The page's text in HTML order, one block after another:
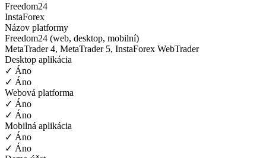
Freedom24
InstaForex
Názov platformy
Freedom24 (web, desktop, mobilní)
MetaTrader 4, MetaTrader 5, InstaForex WebTrader
Desktop aplikácia
✓ Áno
✓ Áno
Webová platforma
✓ Áno
✓ Áno
Mobilná aplikácia
✓ Áno
✓ Áno